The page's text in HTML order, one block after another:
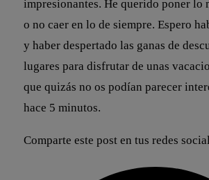
impresionantes. He querido poner lo
o no caer en lo de siempre. Espero
y haber despertado las ganas de
lugares para disfrutar de unas
que quizás no os podían parecer
hace 5 minutos.
Comparte este post en tus redes